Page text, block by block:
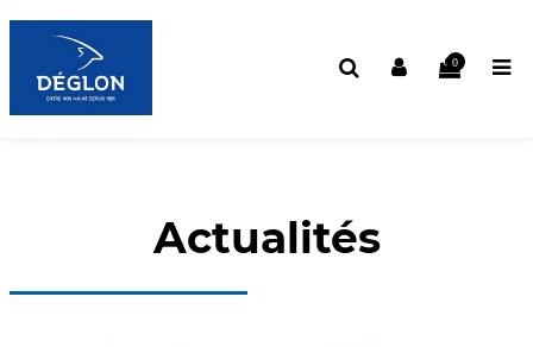
0
Actualités